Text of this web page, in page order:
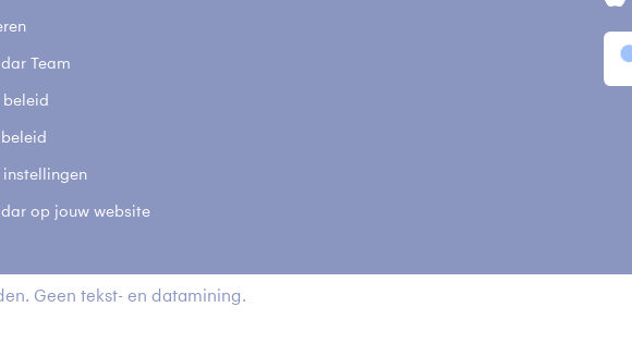
Team
beleid
instellingen
op jouw website
Geen tekst- en datamining.